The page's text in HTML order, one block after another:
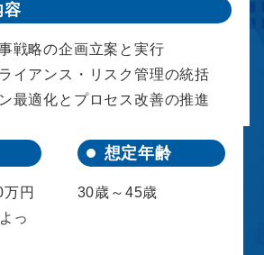
容
戦略の企画立案と実行
イアンス・リスク管理の統括
最適化とプロセス改善の推進
円
っ
想定年齢
30歳～45歳